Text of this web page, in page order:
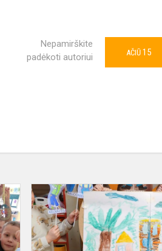
Nepamirškite
padėkoti autoriui
AČIŪ 15
Apsilankėme
Ignalinos
krašto
muziejuje